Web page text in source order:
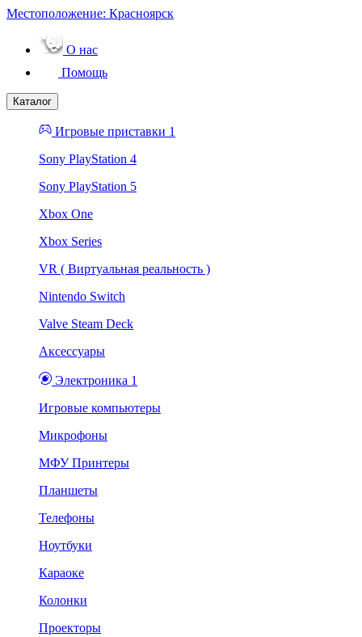
Местоположение: Красноярск
О нас
Помощь
Каталог
Игровые приставки 1
Sony PlayStation 4
Sony PlayStation 5
Xbox One
Xbox Series
VR ( Виртуальная реальность )
Nintendo Switch
Valve Steam Deck
Аксессуары
Электроника 1
Игровые компьютеры
Микрофоны
МФУ Принтеры
Планшеты
Телефоны
Ноутбуки
Караоке
Колонки
Проекторы